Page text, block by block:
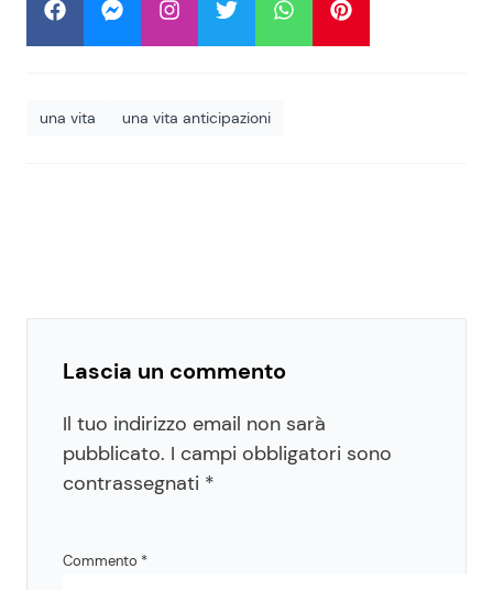
una vita una vita anticipazioni
Lascia un commento
Il tuo indirizzo email non sarà
pubblicato. I campi obbligatori sono
contrassegnati *
Commento *